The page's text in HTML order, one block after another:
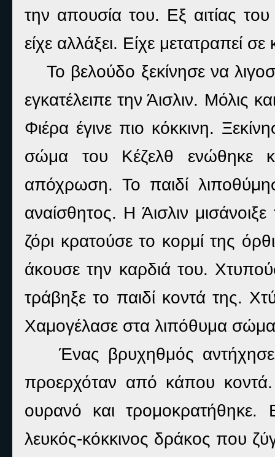
την απουσία του. Εξ αιτίας
είχε αλλάξει. Είχε μετατραπεί
Το βελούδο ξεκίνησε να
εγκατέλειπε την Άισλιν. Μόλις
Φιέρα έγινε πιο κόκκινη.
σώμα του Κέζελθ ενώθηκε
απόχρωση. Το παιδί
αναίσθητος. Η Άισλιν
ζόρι κρατούσε το κορμί της
άκουσε την καρδιά του.
τράβηξε το παιδί κοντά της.
Χαμογέλασε στα λιπόθυμα
Ένας βρυχηθμός
προερχόταν από κάπου
ουρανό και
λευκός-κόκκινος δράκος που